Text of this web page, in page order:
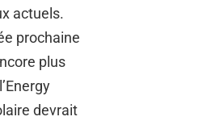
actuels.
prochaine
plus
devrait